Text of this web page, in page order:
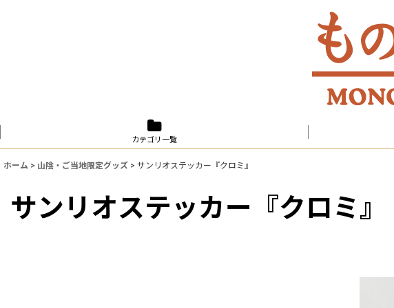
カテゴリ一覧
ホーム > 山陰・ご当地限定グッズ > サンリオステッカー『クロミ』
サンリオステッカー『クロミ』